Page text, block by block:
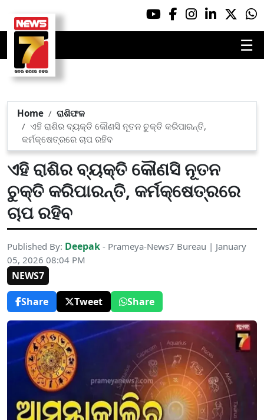
☰
Home
ରାଶିଫଳ
ଏହି ରାଶିର ବ୍ୟକ୍ତି କୌଣସି ନୂତନ ଚୁକ୍ତି କରିପାରନ୍ତି,
କର୍ମକ୍ଷେତ୍ରରେ ଚାପ ରହିବ
ଏହି ରାଶିର ବ୍ୟକ୍ତି କୌଣସି ନୂତନ
ଚୁକ୍ତି କରିପାରନ୍ତି, କର୍ମକ୍ଷେତ୍ରରେ
ଚାପ ରହିବ
Published By: Deepak - Prameya-News7 Bureau | January
05, 2026 08:04 PM
NEWS7
Share
Tweet Share